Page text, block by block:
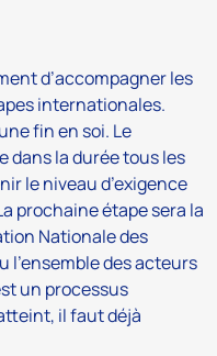
d’accompagner les
internationales.
fin en soi. Le
dans la durée tous les
le niveau d’exigence
prochaine étape sera la
Nationale des
l’ensemble des acteurs
un processus
il faut déjà